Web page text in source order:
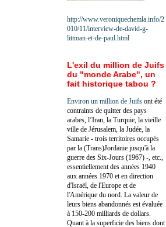
http://www.veroniquechemla.info/2
010/11/interview-de-david-g-
littman-et-de-paul.html
L'exil du million de Juifs
du "monde Arabe", un
fait historique tabou ?
Environ un million de Juifs ont été
contraints de quitter des pays
arabes, l’Iran, la Turquie, la vieille
ville de Jérusalem, la Judée, la
Samarie - trois territoires occupés
par la (Trans)Jordanie jusqu'à la
guerre des Six-Jours (1967) -, etc.,
essentiellement des années 1940
aux années 1970 et en direction
d'Israël, de l'Europe et de
l'Amérique du nord. La valeur de
leurs biens abandonnés est évaluée
à 150-200 milliards de dollars.
Quant à la superficie des biens dont